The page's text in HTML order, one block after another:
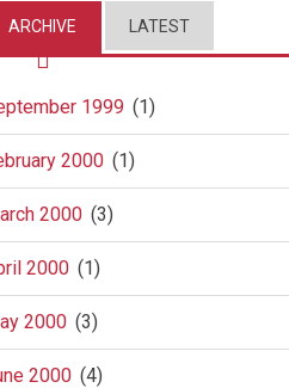
ARCHIVE LATEST
1999 (1)
2000 (1)
2000 (3)
2000 (1)
2000 (3)
2000 (4)